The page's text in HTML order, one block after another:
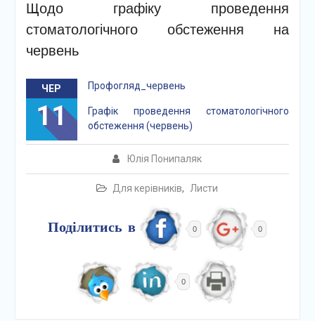
Щодо графіку проведення
стоматологічного обстеження на
червень
ЧЕР
11
Юлія Понипаляк
Для керівників, Листи
Профогляд_червень
Графік проведення стоматологічного
обстеження (червень)
Поділитись в 0 0
0